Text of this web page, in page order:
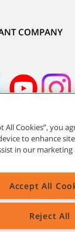
COMPANY
Todos os
venda
e marcas
da Tennant
All Cookies”, you
to enhance
in our
Accept All
Reject All